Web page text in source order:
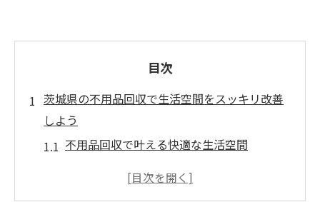
目次
茨城県の不用品回収で生活空間をスッキリ改善
しよう
不用品回収で叶える快適な生活空間
茨城県での不用品回収のメリットとは